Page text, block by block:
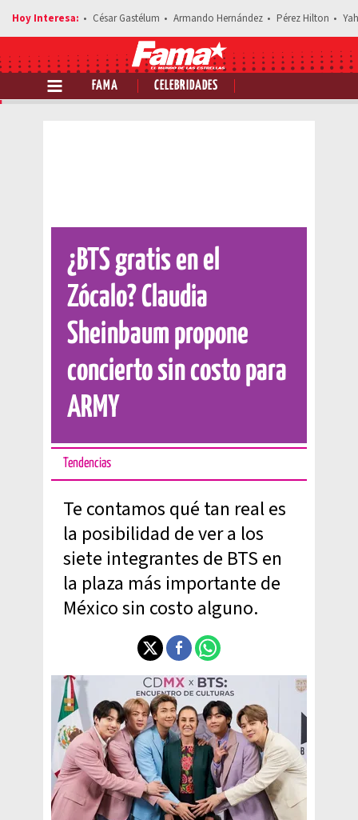
César Gastélum Armando Hernández Pérez Hilton
FAMA CELEBRIDADES
Comparte esta noticia
¿BTS gratis en el
Zócalo? Claudia
Sheinbaum propone
concierto sin costo para
ARMY
Tendencias
Te contamos qué tan real es
la posibilidad de ver a los
siete integrantes de BTS en
la plaza más importante de
México sin costo alguno.